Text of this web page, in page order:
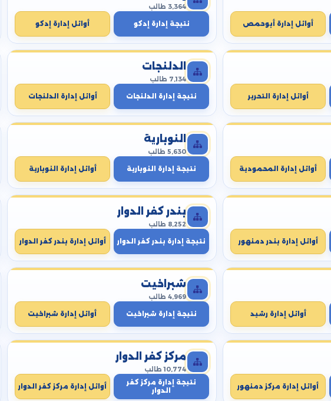
أوائل إدارة أبوحمص
3,364 طالب
نتيجة إدارة إدكو أوائل إدارة إدكو
أوائل إدارة التحرير
الدلنجات
7,134 طالب
نتيجة إدارة الدلنجات أوائل إدارة الدلنجات
أوائل إدارة المحمودية
النوبارية
5,630 طالب
نتيجة إدارة النوبارية أوائل إدارة النوبارية
أوائل إدارة بندر دمنهور
بندر كفر الدوار
8,252 طالب
نتيجة إدارة بندر كفر الدوار أوائل إدارة بندر كفر الدوار
أوائل إدارة رشيد
شبراخيت
4,969 طالب
نتيجة إدارة شبراخيت أوائل إدارة شبراخيت
أوائل إدارة مركز دمنهور
مركز كفر الدوار
10,774 طالب
نتيجة إدارة مركز كفر
الدوار
أوائل إدارة مركز كفر الدوار